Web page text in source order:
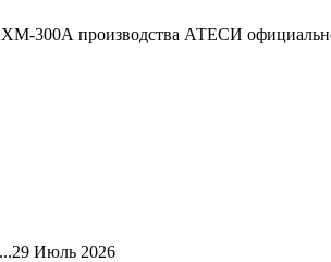
300А производства АТЕСИ
29 Июль 2026